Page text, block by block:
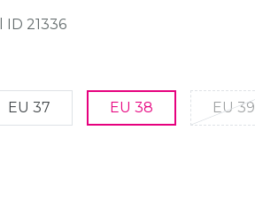
ID 21336
EU 37 EU 38 EU 39